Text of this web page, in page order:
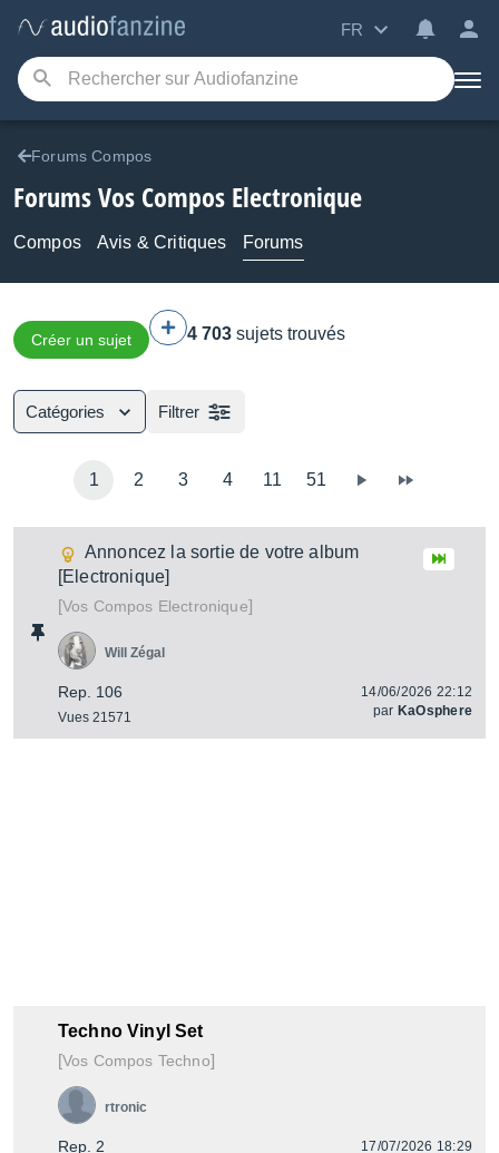
FR
Forums Compos
Forums Vos Compos Electronique
Compos Avis & Critiques Forums
Créer un sujet 4 703 sujets trouvés
Catégories Filtrer
1 2 3 4 11 51
Annoncez la sortie de votre album
[Electronique]
[Vos Compos Electronique]
Rep. 106
Vues 21571
Will Zégal
14/06/2026 22:12
par KaOsphere
Techno Vinyl Set
[Vos Compos Techno]
Rep. 2
rtronic
17/07/2026 18:29